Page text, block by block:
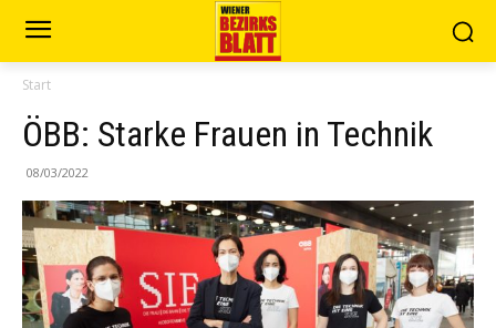
Start
ÖBB: Starke Frauen in Technik
08/03/2022